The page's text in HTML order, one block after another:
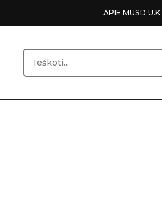
APIE MUSD.U.K.